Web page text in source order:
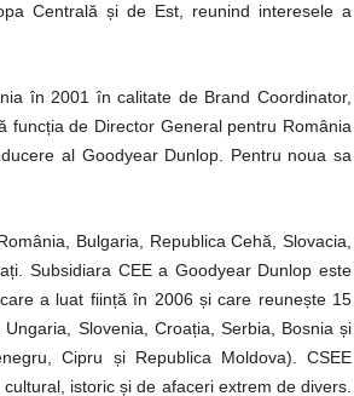
Centrală și de Est, reunind interesele a
în 2001 în calitate de Brand Coordinator,
funcția de Director General pentru România
al Goodyear Dunlop. Pentru noua sa
Bulgaria, Republica Cehă, Slovacia,
ți. Subsidiara CEE a Goodyear Dunlop este
a luat ființă în 2006 și care reunește 15
Slovenia, Croația, Serbia, Bosnia și
Cipru și Republica Moldova). CSEE
cultural, istoricși de afaceri extrem de divers.